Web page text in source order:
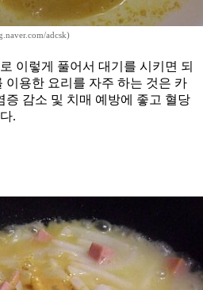
adcsk)
이렇게 풀어서 대기를 시키면 되
이용한 요리를 자주 하는 것은 카
증 감소 및 치매 예방에 좋고 혈당
.